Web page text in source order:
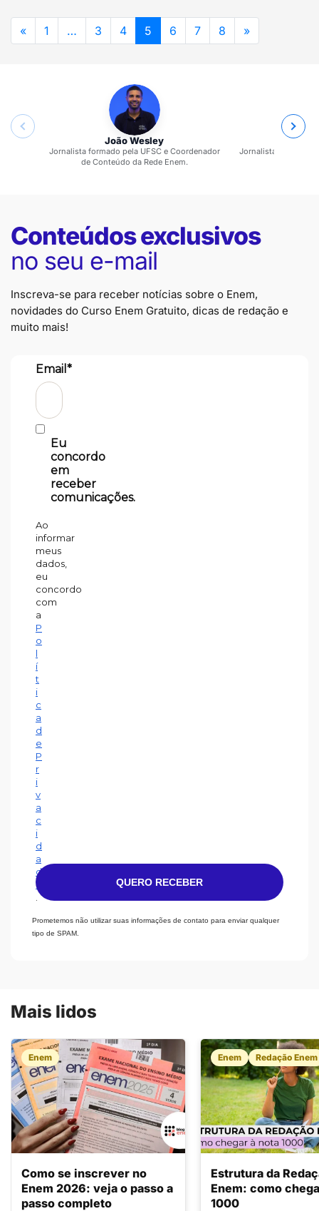
« 1 … 3 4 5 6 7 8 »
João Wesley
Jornalista formado pela UFSC e Coordenador
de Conteúdo da Rede Enem.
Jornalista formada
Conteúdos exclusivos
no seu e-mail
Inscreva-se para receber notícias sobre o Enem,
novidades do Curso Enem Gratuito, dicas de redação e
muito mais!
Email*
Eu
concordo
em
receber
comunicações.
Ao
informar
meus
dados,
eu
concordo
com
a
P
o
l
í
t
i
c
a
d
e
P
r
i
v
a
c
i
d
a
d
e
QUERO RECEBER
Prometemos não utilizar suas informações de contato para enviar qualquer
tipo de SPAM.
Mais lidos
Enem
Como se inscrever no
Enem 2026: veja o passo a
passo completo
Enem Redação Enem
Estrutura da
Enem: como
1000